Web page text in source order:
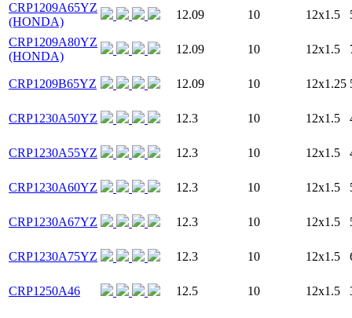
CRP1209A65YZ
(HONDA)
12.09 10 12x1.5
CRP1209A80YZ
(HONDA)
12.09 10 12x1.5
CRP1209B65YZ 12.09 10 12x1.25
CRP1230A50YZ 12.3 10 12x1.5
CRP1230A55YZ 12.3 10 12x1.5
CRP1230A60YZ 12.3 10 12x1.5
CRP1230A67YZ 12.3 10 12x1.5
CRP1230A75YZ 12.3 10 12x1.5
CRP1250A46 12.5 10 12x1.5